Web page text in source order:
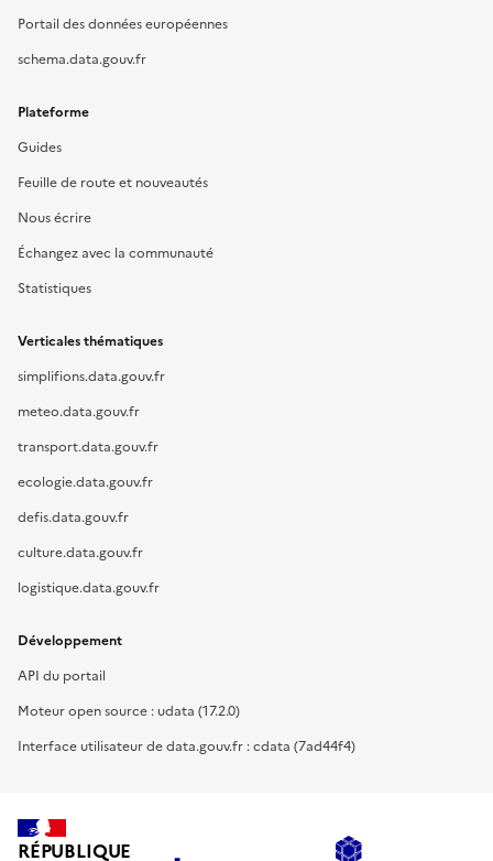
Portail des données européennes
schema.data.gouv.fr
Plateforme
Guides
Feuille de route et nouveautés
Nous écrire
Échangez avec la communauté
Statistiques
Verticales thématiques
simplifions.data.gouv.fr
meteo.data.gouv.fr
transport.data.gouv.fr
ecologie.data.gouv.fr
defis.data.gouv.fr
culture.data.gouv.fr
logistique.data.gouv.fr
Développement
API du portail
Moteur open source : udata (17.2.0)
Interface utilisateur de data.gouv.fr : cdata (7ad44f4)
RÉPUBLIQUE